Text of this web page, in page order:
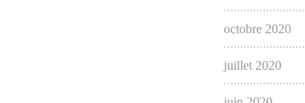
octobre 2020
juillet 2020